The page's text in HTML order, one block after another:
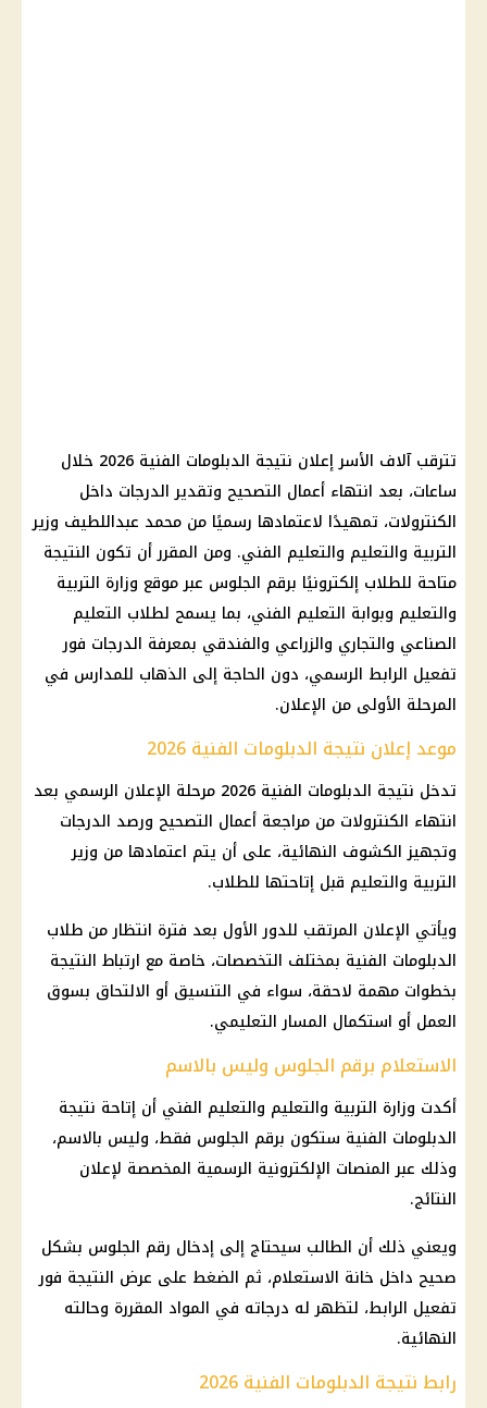
تترقب آلاف الأسر إعلان نتيجة الدبلومات الفنية 2026 خلال
ساعات، بعد انتهاء أعمال التصحيح وتقدير الدرجات داخل
الكنترولات، تمهيدًا لاعتمادها رسميًا من محمد عبداللطيف وزير
التربية والتعليم والتعليم الفني. ومن المقرر أن تكون النتيجة
متاحة للطلاب إلكترونيًا برقم الجلوس عبر موقع وزارة التربية
والتعليم وبوابة التعليم الفني، بما يسمح لطلاب التعليم
الصناعي والتجاري والزراعي والفندقي بمعرفة الدرجات فور
تفعيل الرابط الرسمي، دون الحاجة إلى الذهاب للمدارس في
المرحلة الأولى من الإعلان.
موعد إعلان نتيجة الدبلومات الفنية 2026
تدخل نتيجة الدبلومات الفنية 2026 مرحلة الإعلان الرسمي بعد
انتهاء الكنترولات من مراجعة أعمال التصحيح ورصد الدرجات
وتجهيز الكشوف النهائية، على أن يتم اعتمادها من وزير
التربية والتعليم قبل إتاحتها للطلاب.
ويأتي الإعلان المرتقب للدور الأول بعد فترة انتظار من طلاب
الدبلومات الفنية بمختلف التخصصات، خاصة مع ارتباط النتيجة
بخطوات مهمة لاحقة، سواء في التنسيق أو الالتحاق بسوق
العمل أو استكمال المسار التعليمي.
الاستعلام برقم الجلوس وليس بالاسم
أكدت وزارة التربية والتعليم والتعليم الفني أن إتاحة نتيجة
الدبلومات الفنية ستكون برقم الجلوس فقط، وليس بالاسم،
وذلك عبر المنصات الإلكترونية الرسمية المخصصة لإعلان
النتائج.
ويعني ذلك أن الطالب سيحتاج إلى إدخال رقم الجلوس بشكل
صحيح داخل خانة الاستعلام، ثم الضغط على عرض النتيجة فور
تفعيل الرابط، لتظهر له درجاته في المواد المقررة وحالته
النهائية.
رابط نتيجة الدبلومات الفنية 2026